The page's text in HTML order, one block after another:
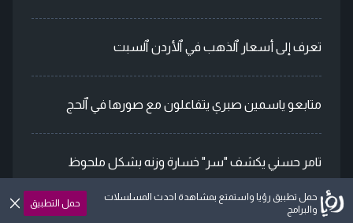
تعرف إلى أسعار ٱلذهب في ٱلأردن ٱلسبت
متابعو ياسمين صبري يتفاعلون مع صورها في ٱلحج
تامر حسني يكشف "سر" خسارة وزنه بشكل ملحوظ
حمل تطبيق رؤيا واستمتع بمشاهدة احدث المسلسلات
والبرامج
حمل التطبيق